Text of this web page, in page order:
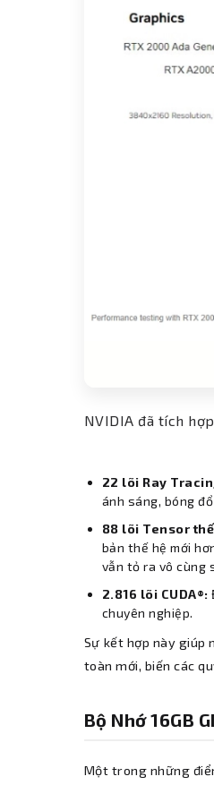
NVIDIA đã tích
22 lõi Ray
ánh sáng, bóng
88 lõi Tensor
bản thế hệ mới
vẫn tỏ ra vô cùng
2.816 lõi CUDA®:
chuyên nghiệp.
Sự kết hợp này giúp
toàn mới, biến các
Bộ Nhớ 16GB
Một trong những